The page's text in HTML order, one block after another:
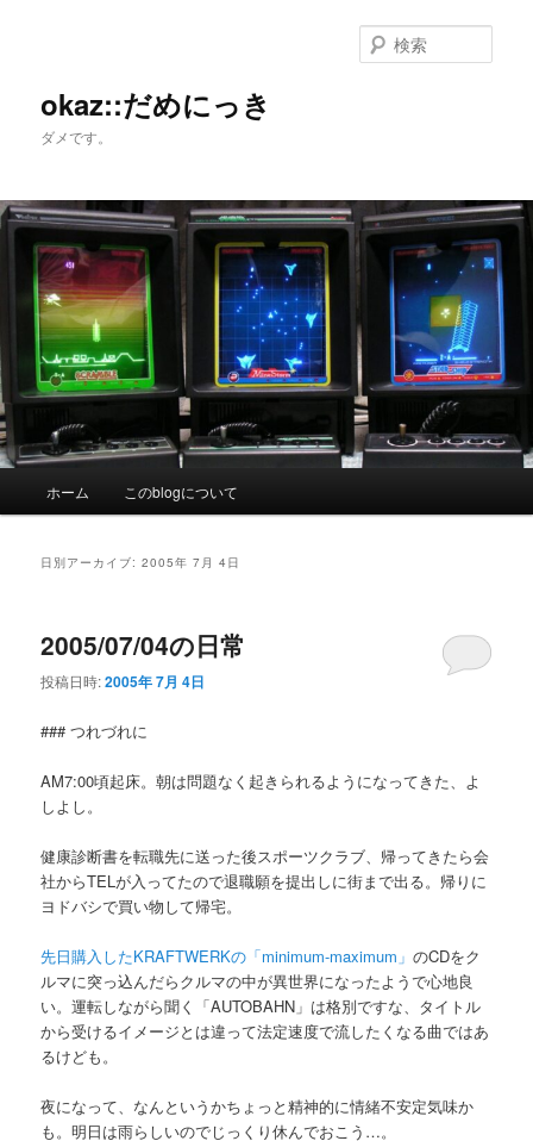
へ
移
移
動
okaz::だめにっき
ダメです。
索
ホーム このblogについて
日別アーカイブ:2005年 7月 4日
2005/07/04の日常
投稿日時:2005年 7月 4日
### つれづれに
AM7:00頃起床。朝は問題なく起きられるようになってきた、よ
しよし。
健康診断書を転職先に送った後スポーツクラブ、帰ってきたら会
社からTELが入ってたので退職願を提出しに街まで出る。帰りに
ヨドバシで買い物して帰宅。
先日購入したKRAFTWERKの「minimum-maximum」のCDをク
ルマに突っ込んだらクルマの中が異世界になったようで心地良
い。運転しながら聞く「AUTOBAHN」は格別ですな、タイトル
から受けるイメージとは違って法定速度で流したくなる曲ではあ
るけども。
夜になって、なんというかちょっと精神的に情緒不安定気味か
も。明日は雨らしいのでじっくり休んでおこう…。